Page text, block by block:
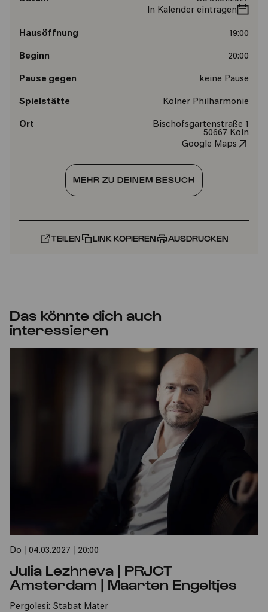
In Kalender eintragen
Hausöffnung 19:00
Beginn 20:00
Pause gegen keine Pause
Spielstätte Kölner Philharmonie
Ort
Bischofsgartenstraße 1
50667 Köln
Google Maps
MEHR ZU DEINEM BESUCH
TEILEN LINK KOPIEREN AUSDRUCKEN
Das könnte dich auch
interessieren
Do 04.03.2027 20:00
Julia Lezhneva | PRJCT
Amsterdam | Maarten Engeltjes
Pergolesi: Stabat Mater